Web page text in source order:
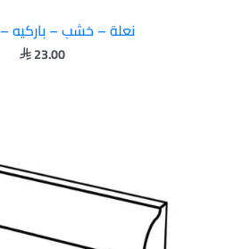
نعلة – خشب – باركيه – S-8513
23.00